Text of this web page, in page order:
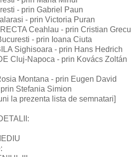
- prin Gabriel Paun
- prin Victoria Puran
Ceahlau - prin Cristian Grecu
- prin Ioana Ciuta
Sighisoara - prin Hans Hedrich
Cluj-Napoca - prin Kovács Zoltán
Montana - prin Eugen David
Stefania Simion
la prezenta lista de semnatari]